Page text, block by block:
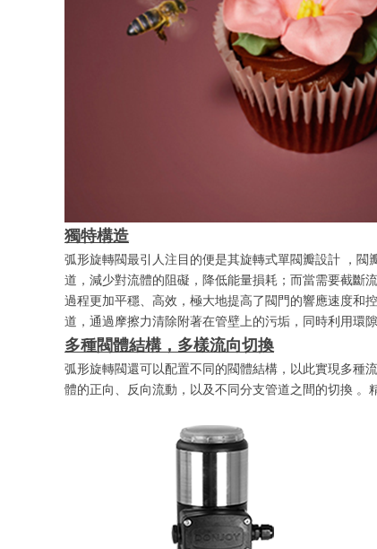
獨特構造
弧形旋轉閥最引人注目的便是其旋轉式單閥瓣設計 ，
道，減少對流體的阻礙，降低能量損耗；而當需要截斷
過程更加平穩、高效，極大地提高了閥門的響應速度和
道，通過摩擦力清除附著在管壁上的污垢，同時利用環
多種閥體結構，多樣流向切換
弧形旋轉閥還可以配置不同的閥體結構，以此實現多種
體的正向、反向流動，以及不同分支管道之間的切換 。